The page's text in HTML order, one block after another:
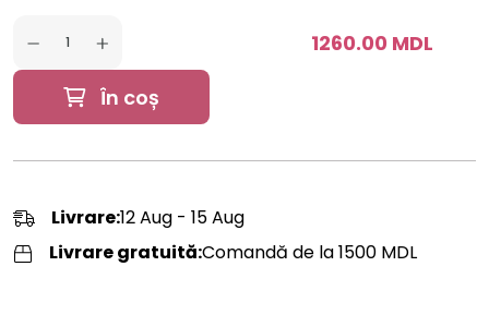
1260.00 MDL
În coș
Livrare:12 Aug - 15 Aug
Livrare gratuită:Comandă de la 1500 MDL